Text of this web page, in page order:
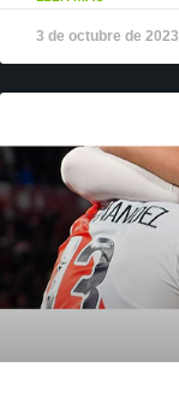
3 de octubre de 2023